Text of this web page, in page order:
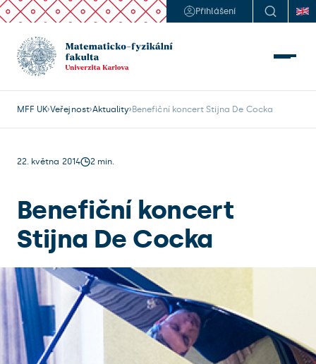
Přihlášení
MFF UK Veřejnost Aktuality Benefiční koncert Stijna De Cocka
22. května 2014 2 min.
Benefiční koncert
Stijna De Cocka